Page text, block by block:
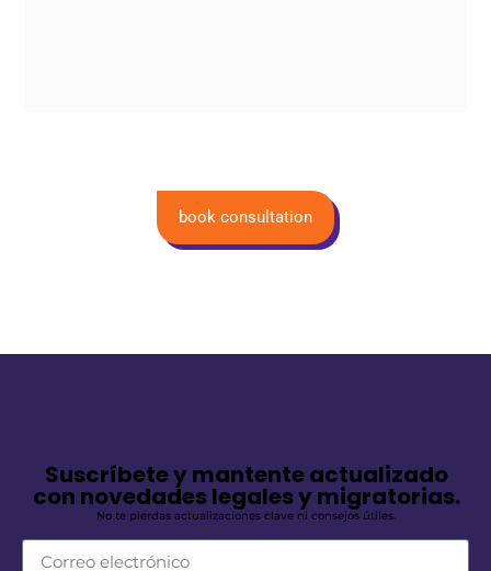
book consultation
Suscríbete y mantente actualizado
con novedades legales y migratorias.
No te pierdas actualizaciones clave ni consejos útiles.